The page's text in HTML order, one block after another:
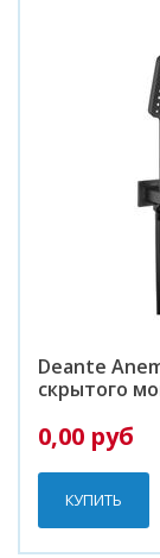
Deante
скрытого
0,00 руб
КУПИТЬ